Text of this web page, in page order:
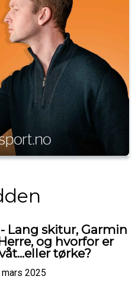
Lang skitur, Garmin
og hvorfor er
tørke?
2025